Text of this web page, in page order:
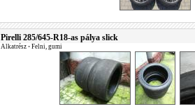
Pirelli 285/645-R18-as pálya slick
Alkatrész • Felni, gumi